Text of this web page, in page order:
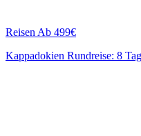
Reisen Ab 499€
Kappadokien Rundreise: 8